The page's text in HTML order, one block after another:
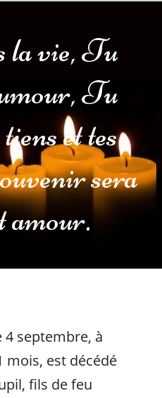
la vie, Tu
Tu
et tes
sera
amour.
4 septembre, à
mois, est décédé
fils de feu